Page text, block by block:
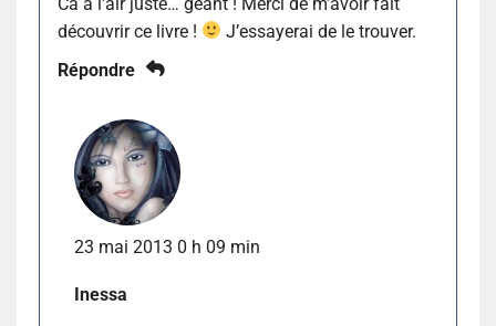
découvrir ce livre !
J’essayerai de le trouver.
Répondre
23 mai 2013 0 h 09 min
Inessa